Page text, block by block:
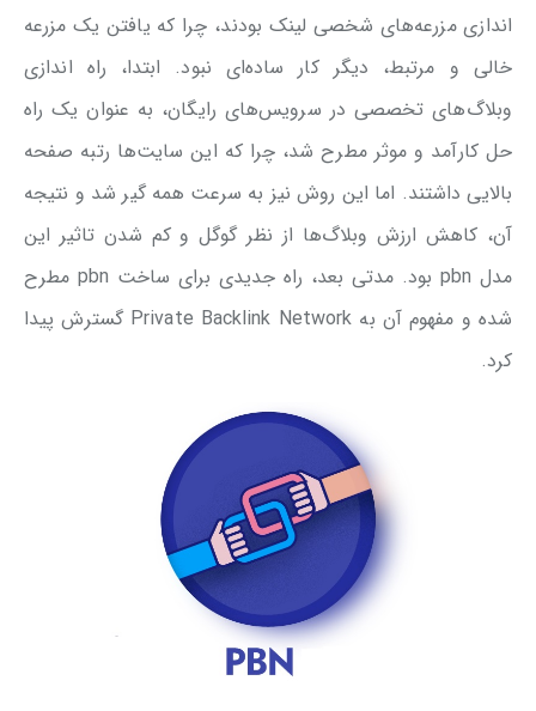
اندازی مزرعه‌های شخصی لینک بودند، چرا که یافتن یک مزرعه
خالی و مرتبط، دیگر کار ساده‌ای نبود. ابتدا، راه اندازی
وبلاگ‌های تخصصی در سرویس‌های رایگان، به عنوان یک راه
حل کارآمد و موثر مطرح شد، چرا که این سایت‌ها رتبه صفحه
بالایی داشتند. اما این روش نیز به سرعت همه گیر شد و نتیجه
آن، کاهش ارزش وبلاگ‌ها از نظر گوگل و کم شدن تاثیر این
مدل pbn بود. مدتی بعد، راه جدیدی برای ساخت pbn مطرح
شده و مفهوم آن به Private Backlink Network گسترش پیدا
کرد.